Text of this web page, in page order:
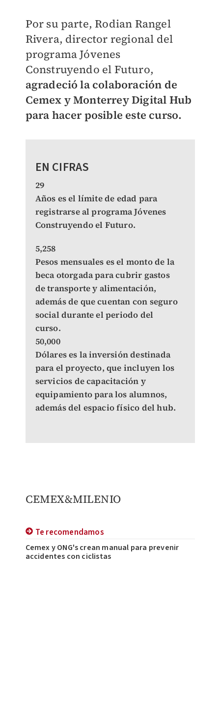
Por su parte, Rodian Rangel
Rivera, director regional del
programa Jóvenes
Construyendo el Futuro,
agradeció la colaboración de
Cemex y Monterrey Digital Hub
para hacer posible este curso.
EN CIFRAS
29
Años es el límite de edad para
registrarse al programa Jóvenes
Construyendo el Futuro.
5,258
Pesos mensuales es el monto de la
beca otorgada para cubrir gastos
de transporte y alimentación,
además de que cuentan con seguro
social durante el periodo del
curso.
50,000
Dólares es la inversión destinada
para el proyecto, que incluyen los
servicios de capacitación y
equipamiento para los alumnos,
además del espacio físico del hub.
CEMEX&MILENIO
Te recomendamos
Cemex y ONG's crean manual para prevenir
accidentes con ciclistas